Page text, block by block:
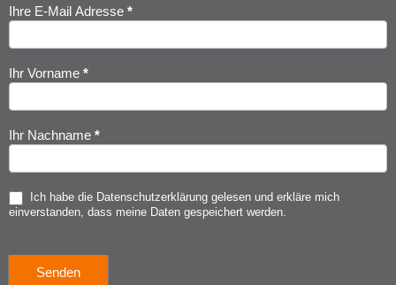
Newsletter
Anmeldung
Ihre E-Mail Adresse *
Ihr Vorname *
Ihr Nachname *
Ich habe die Datenschutzerklärung gelesen und erkläre mich
einverstanden, dass meine Daten gespeichert werden.
Senden